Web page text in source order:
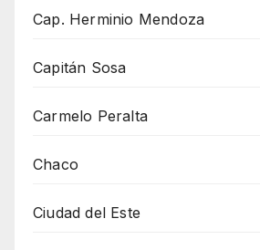
Cap. Herminio Mendoza
Capitán Sosa
Carmelo Peralta
Chaco
Ciudad del Este